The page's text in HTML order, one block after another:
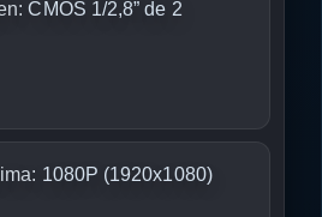
CMOS 1/2,8” de 2
1080P (1920x1080)